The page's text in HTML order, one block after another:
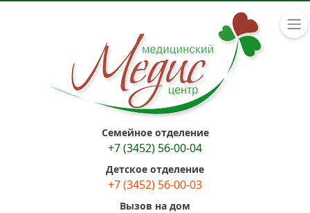
Семейное отделение
+7 (3452) 56-00-04
Детское отделение
+7 (3452) 56-00-03
Вызов на дом